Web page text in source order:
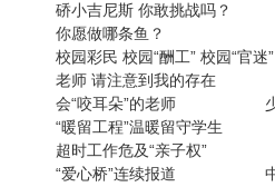
硚小吉尼斯 你敢挑战
你愿做哪条鱼？ 少
校园彩民 校园“酬工” 校园“
老师 请注意到我的存在
会“咬耳朵”的老师 少年
“暖留工程”温暖留守学生
超时工作危及“亲子权”
“爱心桥”连续报道